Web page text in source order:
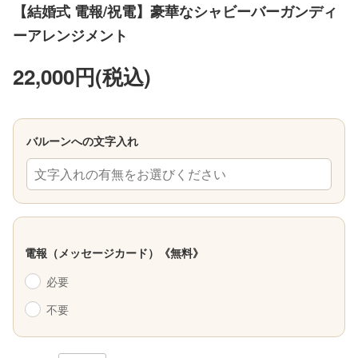
【結婚式 電報/祝電】豪華なシャビーバーガンディ
ーアレンジメント
22,000円(税込)
バルーンへの文字入れ
文字入れの有無をお選びください
電報（メッセージカード）《無料》
必要
不要